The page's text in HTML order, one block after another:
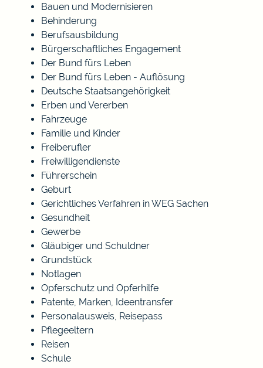
Bauen und Modernisieren
Behinderung
Berufsausbildung
Bürgerschaftliches Engagement
Der Bund fürs Leben
Der Bund fürs Leben - Auflösung
Deutsche Staatsangehörigkeit
Erben und Vererben
Fahrzeuge
Familie und Kinder
Freiberufler
Freiwilligendienste
Führerschein
Geburt
Gerichtliches Verfahren in WEG Sachen
Gesundheit
Gewerbe
Gläubiger und Schuldner
Grundstück
Notlagen
Opferschutz und Opferhilfe
Patente, Marken, Ideentransfer
Personalausweis, Reisepass
Pflegeeltern
Reisen
Schule